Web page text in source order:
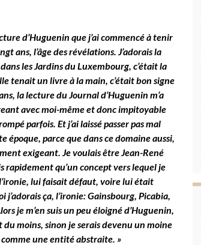
d’Huguenin que j’ai commencé à tenir
ans, l’âge des révélations. J’adorais la
les Jardins du Luxembourg, c’était la
tenait un livre à la main, c’était bon signe
la lecture du Journal d’Huguenin m’a
avec moi-même et donc impitoyable
parfois. Et j’ai laissé passer pas mal
époque, parce que dans ce domaine aussi,
exigeant. Je voulais être Jean-René
rapidement qu’un concept vers lequel je
lui faisait défaut, voire lui était
ça, l’ironie: Gainsbourg, Picabia,
je m’en suis un peu éloigné d’Huguenin,
du moins, sinon je serais devenu un moine
une entité abstraite. »